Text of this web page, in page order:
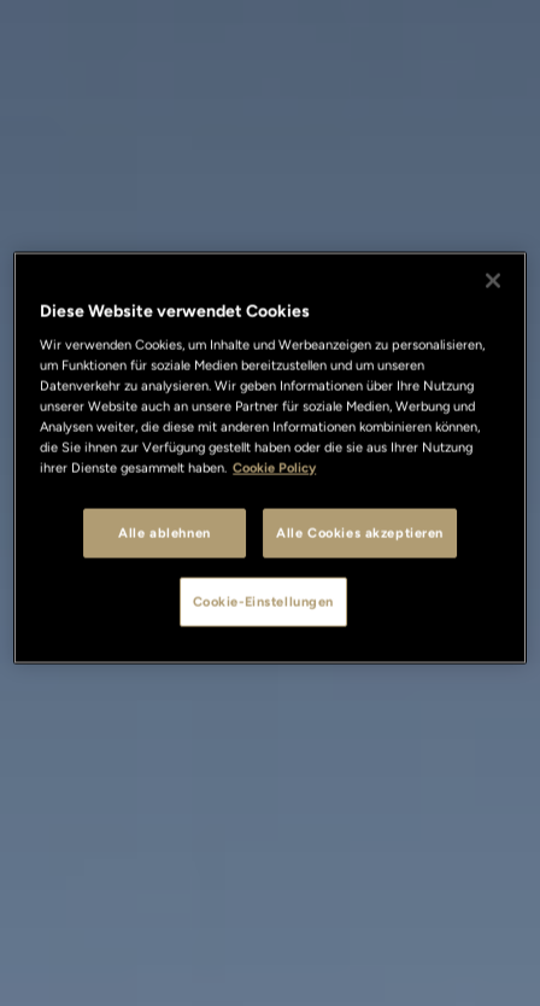
Diese Website verwendet Cookies
Wir verwenden Cookies, um Inhalte und Werbeanzeigen zu personalisieren,
um Funktionen für soziale Medien bereitzustellen und um unseren
Datenverkehr zu analysieren. Wir geben Informationen über Ihre Nutzung
unserer Website auch an unsere Partner für soziale Medien, Werbung und
Analysen weiter, die diese mit anderen Informationen kombinieren können,
die Sie ihnen zur Verfügung gestellt haben oder die sie aus Ihrer Nutzung
ihrer Dienste gesammelt haben. Cookie Policy
Alle ablehnen Alle Cookies akzeptieren
Cookie-Einstellungen